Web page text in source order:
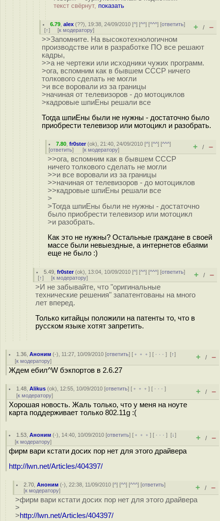
текст свёрнут, показать
6.79 ,alex (??), 19:38, 24/09/2010 [^] [^^] [^^^] [ответить]
[↑] [к модератору] + / –
>>Запомните. На высокотехнологичном
производстве или в разработке ПО все решают
кадры,
>>а не чертежи или исходники чужих программ.
>ога, вспомним как в бывшем СССР ничего
толкового сделать не могли
>и все воровали из за границы
>начиная от телевизоров - до мотоциклов
>кадровые шпиЕны решали все
Тогда шпиЕны были не нужны - достаточно было
приобрести телевизор или мотоцикл и разобрать.
7.80 ,fr0ster(ok), 21:40, 24/09/2010 [^] [^^] [^^^]
[ответить] [к модератору] + / –
>>ога, вспомним как в бывшем СССР
ничего толкового сделать не могли
>>и все воровали из за границы
>>начиная от телевизоров - до мотоциклов
>>кадровые шпиЕны решали все
>
>Тогда шпиЕны были не нужны - достаточно
было приобрести телевизор или мотоцикл
>и разобрать.
Как это не нужны? Остальные граждане в своей
массе были невыездные, а интернетов ебаями
еще не было :)
5.49 ,fr0ster(ok), 13:04, 10/09/2010 [^] [^^] [^^^] [ответить]
[↑] [к модератору] + / –
>И не забывайте, что "оригинальные
технические решения" запатентованы на много
лет вперед.
Только китайцы положили на патенты то, что в
русском языке хотят запретить.
1.36 ,Аноним (-), 11:27, 10/09/2010 [ответить] [ ﹢﹢﹢] [ · · ·][↑]
[к модератору] + / –
Ждем ебил^W бэкпортов в 2.6.27
1.48 ,Alikus (ok), 12:55, 10/09/2010 [ответить] [ ﹢﹢﹢] [ · · ·]
[к модератору] + / –
Хорошая новость. Жаль только, что у меня на ноуте
карта поддерживает только 802.11g :(
1.53 ,Аноним (-), 14:40, 10/09/2010 [ответить] [ ﹢﹢﹢] [ · · ·][↓]
[к модератору] + / –
фирм вари кстати досих пор нет для этого драйвера
http://lwn.net/Articles/404397/
2.70 ,Аноним (-), 22:38, 11/09/2010 [^] [^^] [^^^] [ответить]
[к модератору] + / –
>фирм вари кстати досих пор нет для этого драйвера
>
>http://lwn.net/Articles/404397/